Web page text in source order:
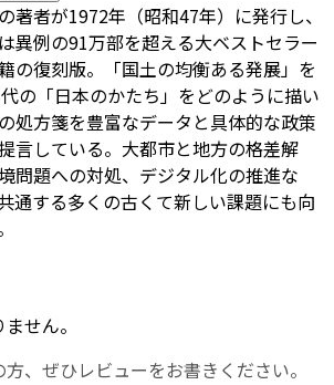
著者が1972年（昭和47年）に発行し、
異例の91万部を超える大ベストセラー
の復刻版。「国土の均衡ある発展」を
の「日本のかたち」をどのように描い
処方箋を豊富なデータと具体的な政策
言している。大都市と地方の格差解
問題への対処、デジタル化の推進な
通する多くの古くて新しい課題にも向
せん。
、ぜひレビューをお書きください。